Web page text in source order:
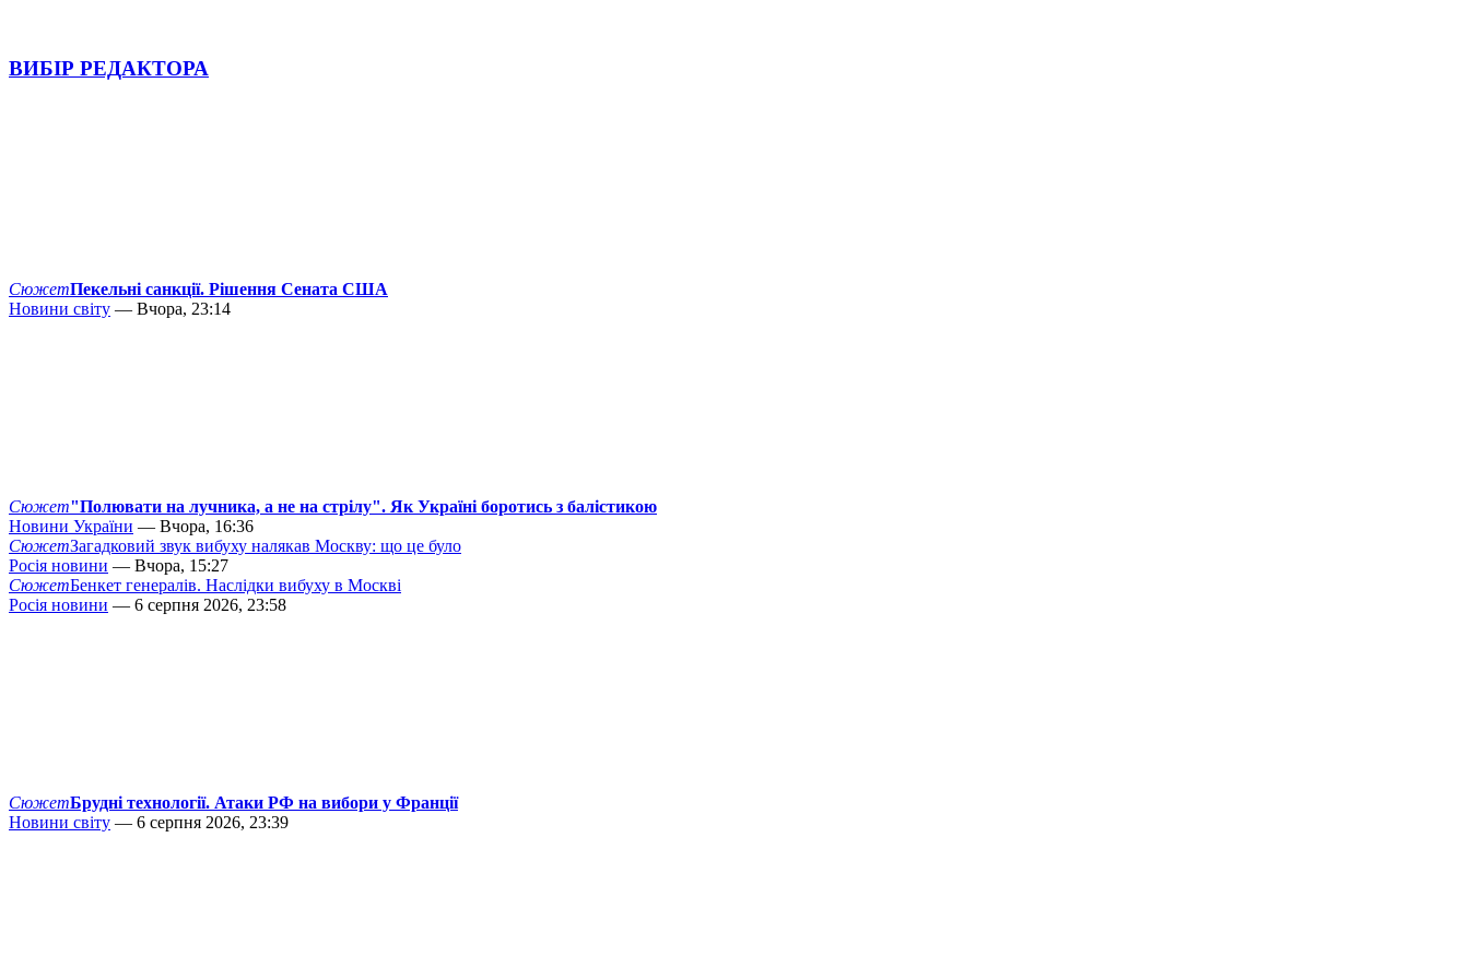
ВИБІР РЕДАКТОРА
СюжетПекельні санкції. Рішення Сената США
Новини світу — Вчора, 23:14
Сюжет"Полювати на лучника, а не на стрілу". Як Україні боротись з балістикою
Новини України — Вчора, 16:36
СюжетЗагадковий звук вибуху налякав Москву: що це було
Росія новини — Вчора, 15:27
СюжетБенкет генералів. Наслідки вибуху в Москві
Росія новини — 6 серпня 2026, 23:58
СюжетБрудні технології. Атаки РФ на вибори у Франції
Новини світу — 6 серпня 2026, 23:39